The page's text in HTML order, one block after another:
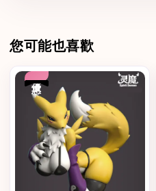
您可能也喜歡